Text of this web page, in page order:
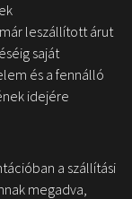
leszállított árut
saját
és a fennálló
idejére
a szállítási
megadva,